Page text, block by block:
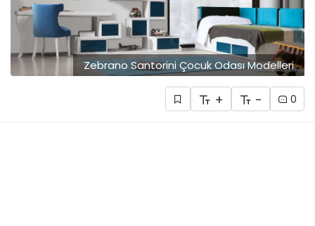
Zebrano Santorini Çocuk Odası Modelleri
+ - 0